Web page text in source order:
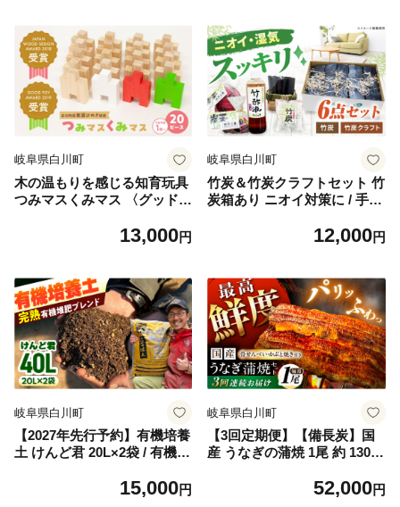
牛 黒毛和牛 A5 すき焼き 赤
身 和牛 牛肉 国産 人気 すき
焼き しゃぶしゃぶ おすすめ
希少 A5 高級 すきやき 岐阜
県 白川町 / 白川町農業開発
[AWAH002]
り 牛 黒毛和牛 しゃぶしゃぶ
赤身 和牛 牛肉 国産 人気 す
き焼き おすすめ 希少 高級 岐
阜県 白川町 / 白川町農業開発
[AWAH003]
岐阜県白川町
木の温もりを感じる知育玩具
つみマスくみマス 〈グッド・
玩具 つみき パズル おもちゃ
貨 岐阜 白川 白川町 / トーホ
ー [AWAN001]
13,000円
岐阜県白川町
竹炭＆竹炭クラフトセット 竹
炭箱あり ニオイ対策に / 手作
/ 白川町 / 白竹の里 / [AWAV0
12,000円
岐阜県白川町
【2027年先行予約】有機培養
土 けんど君 20L×2袋 / 有機農
五段農園 [AWAW002]15,000円
岐阜県白川町
【3回定期便】【備長炭】国
産 うなぎの蒲焼 1尾 約 130g
回 合計3尾 うなぎ 鰻 ウナギ
52,000円